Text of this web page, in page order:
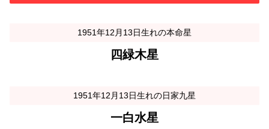
1951年12月13日生れの本命星
四緑木星
1951年12月13日生れの日家九星
一白水星